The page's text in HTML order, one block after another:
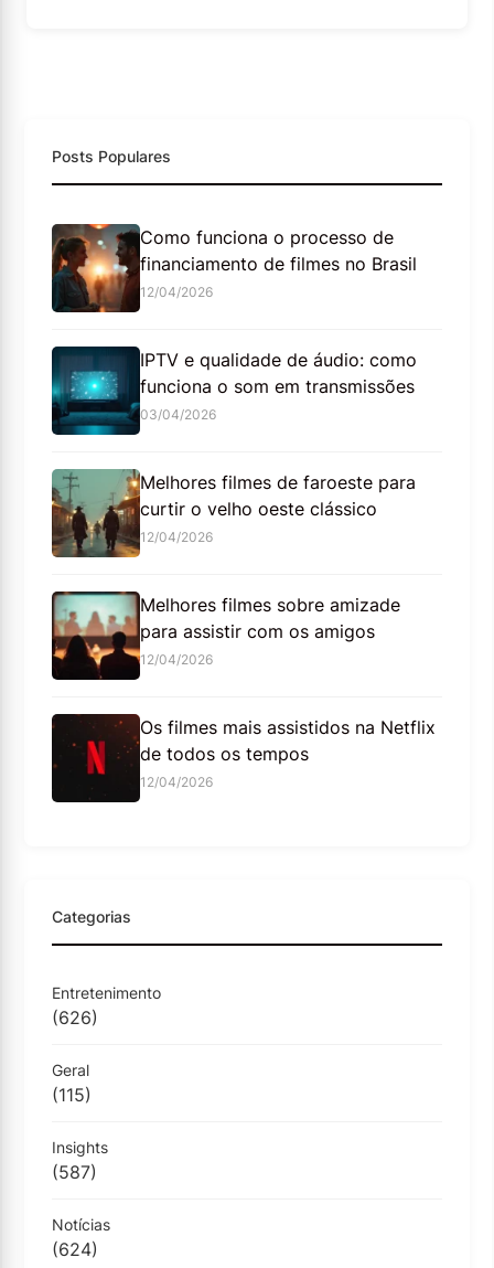
Posts Populares
Como funciona o processo de
financiamento de filmes no Brasil
12/04/2026
IPTV e qualidade de áudio: como
funciona o som em transmissões
03/04/2026
Melhores filmes de faroeste para
curtir o velho oeste clássico
12/04/2026
Melhores filmes sobre amizade
para assistir com os amigos
12/04/2026
Os filmes mais assistidos na Netflix
de todos os tempos
12/04/2026
Categorias
Entretenimento
(626)
Geral
(115)
Insights
(587)
Notícias
(624)